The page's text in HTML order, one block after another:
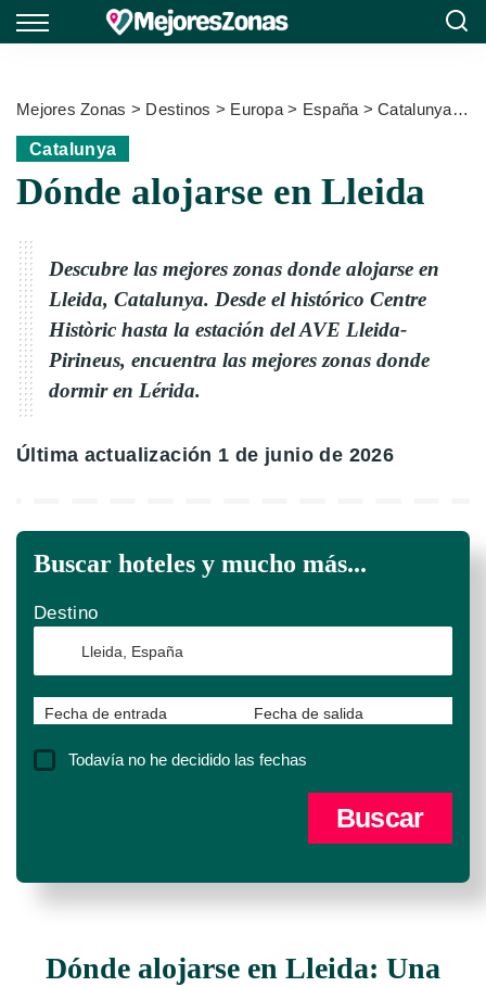
Mejores Zonas > Destinos > Europa> España >Catalunya>
Catalunya
Dónde alojarse en Lleida
Descubre las mejores zonas donde alojarse en
Lleida, Catalunya. Desde el histórico Centre
Històric hasta la estación del AVE Lleida-
Pirineus, encuentra las mejores zonas donde
dormir en Lérida.
Última actualización 1 de junio de 2026
Buscar hoteles y mucho más...
Destino
Fecha de entrada Fecha de salida
Todavía no he decidido las fechas
Dónde alojarse en Lleida: Una